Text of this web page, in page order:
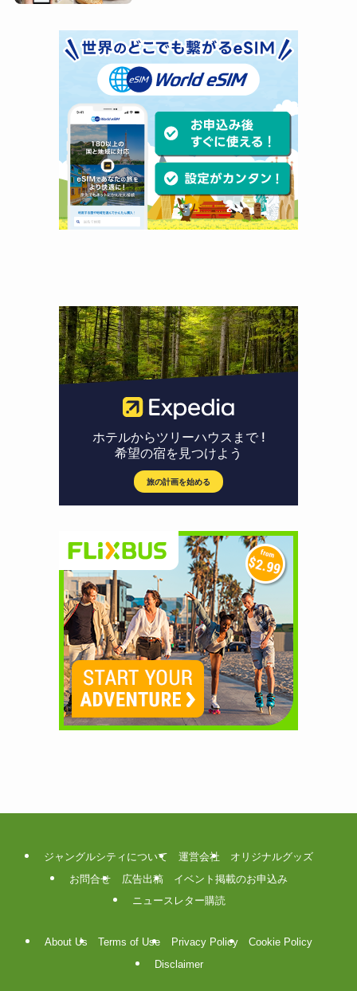
ジャングルシティについて 運営会社
オリジナルグッズ
お問合せ
広告出稿
イベント掲載のお申込み
ニュースレター購読
About Us Terms of Use Privacy Policy
Cookie Policy
Disclaimer